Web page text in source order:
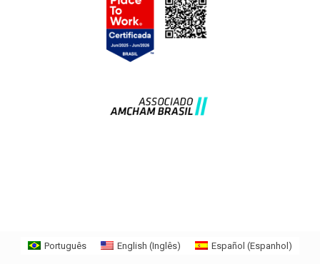
Português English (Inglês) Español (Espanhol)